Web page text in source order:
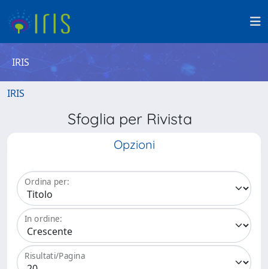
IRIS
IRIS
Sfoglia per Rivista
Opzioni
Ordina per:
In ordine:
Risultati/Pagina